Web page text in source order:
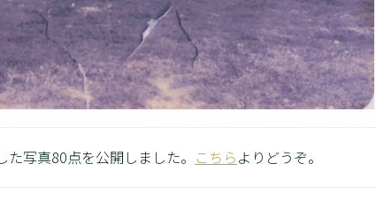
写真80点を公開しました。 こちらよりどうぞ。